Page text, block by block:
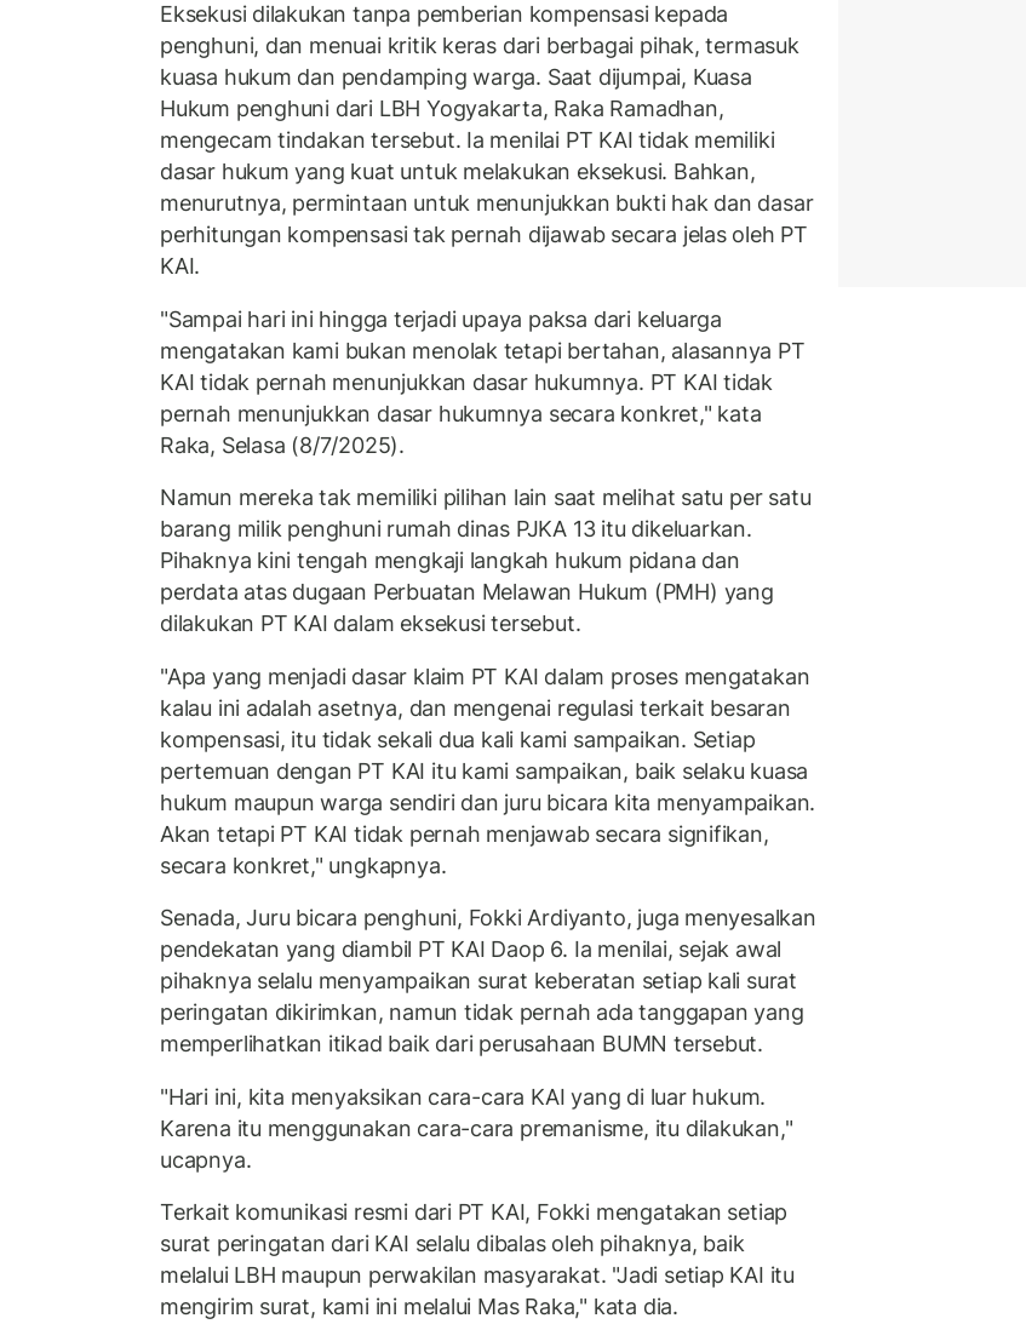
Eksekusi dilakukan tanpa pemberian kompensasi kepada
penghuni, dan menuai kritik keras dari berbagai pihak, termasuk
kuasa hukum dan pendamping warga. Saat dijumpai, Kuasa
Hukum penghuni dari LBH Yogyakarta, Raka Ramadhan,
mengecam tindakan tersebut. Ia menilai PT KAI tidak memiliki
dasar hukum yang kuat untuk melakukan eksekusi. Bahkan,
menurutnya, permintaan untuk menunjukkan bukti hak dan dasar
perhitungan kompensasi tak pernah dijawab secara jelas oleh PT
KAI.
"Sampai hari ini hingga terjadi upaya paksa dari keluarga
mengatakan kami bukan menolak tetapi bertahan, alasannya PT
KAI tidak pernah menunjukkan dasar hukumnya. PT KAI tidak
pernah menunjukkan dasar hukumnya secara konkret," kata
Raka, Selasa (8/7/2025).
Namun mereka tak memiliki pilihan lain saat melihat satu per satu
barang milik penghuni rumah dinas PJKA 13 itu dikeluarkan.
Pihaknya kini tengah mengkaji langkah hukum pidana dan
perdata atas dugaan Perbuatan Melawan Hukum (PMH) yang
dilakukan PT KAI dalam eksekusi tersebut.
"Apa yang menjadi dasar klaim PT KAI dalam proses mengatakan
kalau ini adalah asetnya, dan mengenai regulasi terkait besaran
kompensasi, itu tidak sekali dua kali kami sampaikan. Setiap
pertemuan dengan PT KAI itu kami sampaikan, baik selaku kuasa
hukum maupun warga sendiri dan juru bicara kita menyampaikan.
Akan tetapi PT KAI tidak pernah menjawab secara signifikan,
secara konkret," ungkapnya.
Senada, Juru bicara penghuni, Fokki Ardiyanto, juga menyesalkan
pendekatan yang diambil PT KAI Daop 6. Ia menilai, sejak awal
pihaknya selalu menyampaikan surat keberatan setiap kali surat
peringatan dikirimkan, namun tidak pernah ada tanggapan yang
memperlihatkan itikad baik dari perusahaan BUMN tersebut.
"Hari ini, kita menyaksikan cara-cara KAI yang di luar hukum.
Karena itu menggunakan cara-cara premanisme, itu dilakukan,"
ucapnya.
Terkait komunikasi resmi dari PT KAI, Fokki mengatakan setiap
surat peringatan dari KAI selalu dibalas oleh pihaknya, baik
melalui LBH maupun perwakilan masyarakat. "Jadi setiap KAI itu
mengirim surat, kami ini melalui Mas Raka," kata dia.